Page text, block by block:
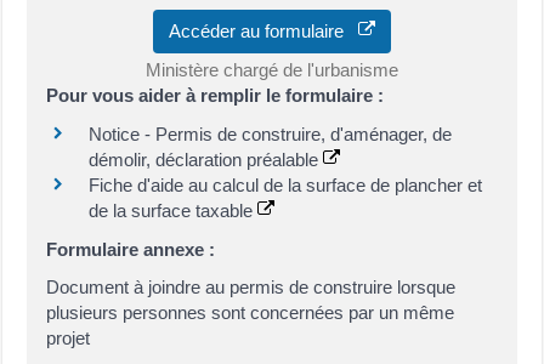
Accéder au formulaire
Ministère chargé de l'urbanisme
Pour vous aider à remplir le formulaire :
Notice - Permis de construire, d'aménager, de
démolir, déclaration préalable
Fiche d'aide au calcul de la surface de plancher et
de la surface taxable
Formulaire annexe :
Document à joindre au permis de construire lorsque
plusieurs personnes sont concernées par un même
projet